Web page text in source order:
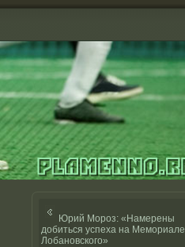
Юрий Мороз: «Намерены
добиться успеха на Мемориале
Лобановского»